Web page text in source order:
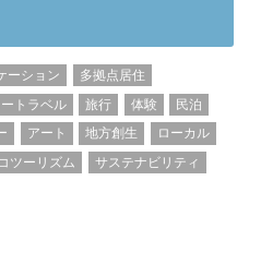
ーション
多拠点居住
トラベル 旅行 体験
民泊
アート 地方創生
ローカル
ツーリズム
サステナビリティ